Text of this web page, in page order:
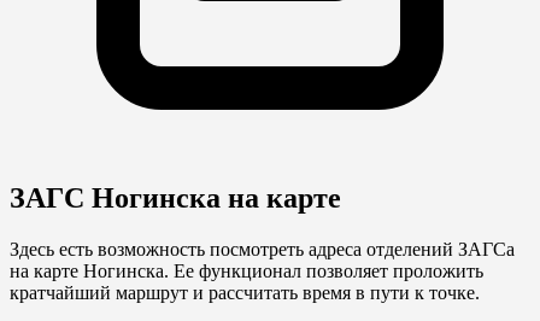
ЗАГС Ногинска на карте
Здесь есть возможность посмотреть адреса отделений ЗАГСа
на карте Ногинска. Ее функционал позволяет проложить
кратчайший маршрут и рассчитать время в пути к точке.